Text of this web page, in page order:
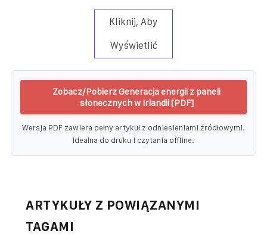
Kliknij, Aby
Wyświetlić
Zobacz/Pobierz Generacja energii z paneli
słonecznych w Irlandii [PDF]
Wersja PDF zawiera pełny artykuł z odniesieniami źródłowymi.
Idealna do druku i czytania offline.
ARTYKUŁY Z POWIĄZANYMI
TAGAMI